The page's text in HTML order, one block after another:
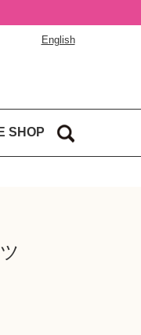
English
SHOP